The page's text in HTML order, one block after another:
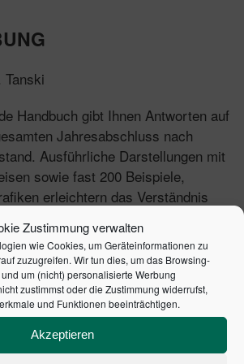
Zustimmung verwalten
wie Cookies, um Geräteinformationen zu
zuzugreifen. Wir tun dies, um das Browsing-
um (nicht) personalisierte Werbung
zustimmst oder die Zustimmung widerrufst,
und Funktionen beeinträchtigen.
Akzeptieren
Handbuch gibt Ihnen Antworten auf
Jahresabschluss nach
Ausführliche Darstellungen mit
sowie fast 200 Beispiele,
erleichtern das Verständnis
Gestaltungsmöglichkeiten bei
und Problemfällen. Auch
die Prüfungsvorbereitung zum
Bilanzbuchhalter und